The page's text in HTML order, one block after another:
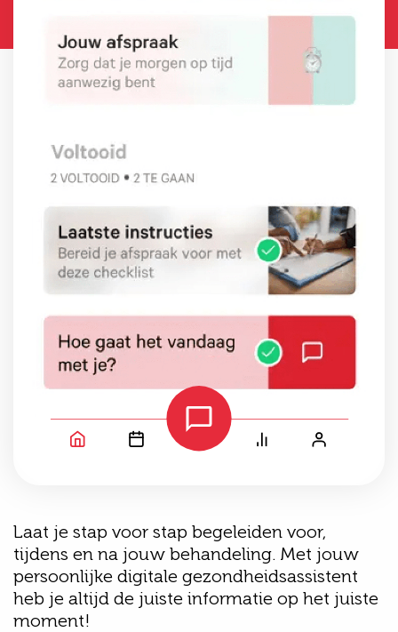
Laat je stap voor stap begeleiden voor,
tijdens en na jouw behandeling. Met jouw
persoonlijke digitale gezondheidsassistent
heb je altijd de juiste informatie op het juiste
moment!